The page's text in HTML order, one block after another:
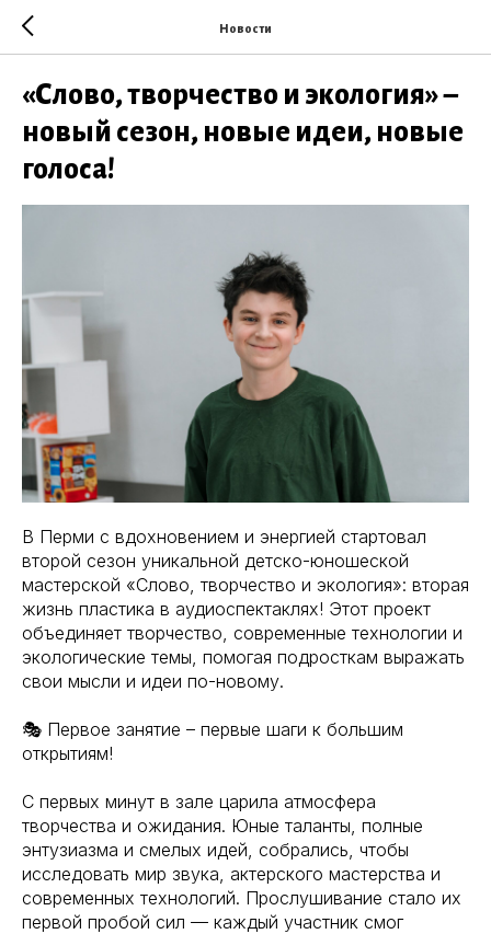
Новости
«Слово, творчество и экология» –
новый сезон, новые идеи, новые
голоса!
В Перми с вдохновением и энергией стартовал
второй сезон уникальной детско-юношеской
мастерской «Слово, творчество и экология»: вторая
жизнь пластика в аудиоспектаклях! Этот проект
объединяет творчество, современные технологии и
экологические темы, помогая подросткам выражать
свои мысли и идеи по-новому.
🎭 Первое занятие – первые шаги к большим
открытиям!
С первых минут в зале царила атмосфера
творчества и ожидания. Юные таланты, полные
энтузиазма и смелых идей, собрались, чтобы
исследовать мир звука, актерского мастерства и
современных технологий. Прослушивание стало их
первой пробой сил — каждый участник смог